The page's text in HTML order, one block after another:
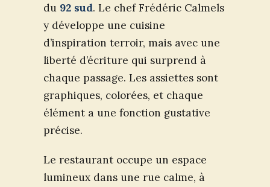
du 92 sud. Le chef Frédéric Calmels
y développe une cuisine
d’inspiration terroir, mais avec une
liberté d’écriture qui surprend à
chaque passage. Les assiettes sont
graphiques, colorées, et chaque
élément a une fonction gustative
précise.
Le restaurant occupe un espace
lumineux dans une rue calme, à